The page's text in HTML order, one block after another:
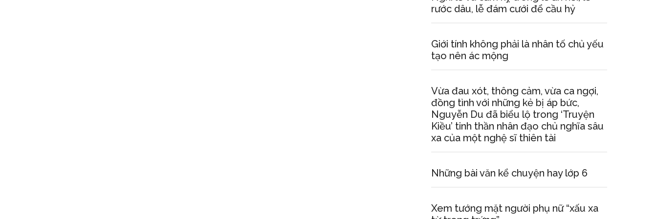
rước dâu, lễ đám cưới để cầu hỷ
Giới tính không phải là nhân tố chủ yếu
tạo nên ác mộng
Vừa đau xót, thông cảm, vừa ca ngợi,
đồng tình với những kẻ bị áp bức,
Nguyễn Du đã biểu lộ trong ‘Truyện
Kiều’ tinh thần nhân đạo chủ nghĩa sâu
xa của một nghệ sĩ thiên tài
Những bài văn kể chuyện hay lớp 6
Xem tướng mặt người phụ nữ “xấu xa